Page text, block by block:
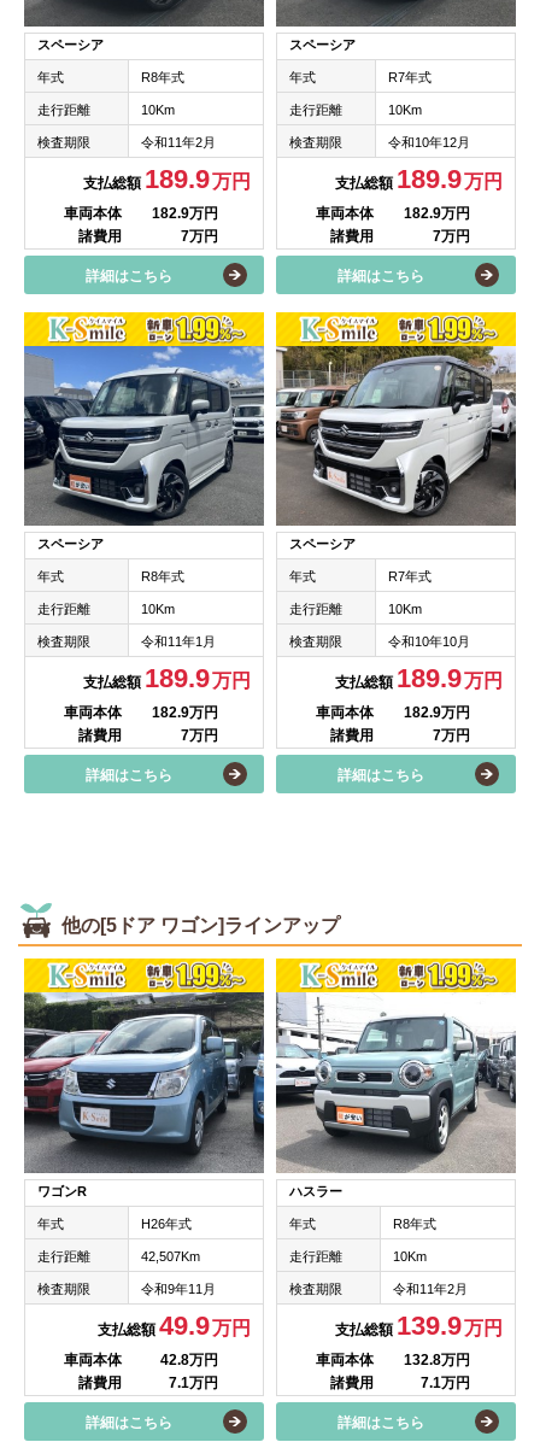
スペーシア
年式 R8年式
走行距離 10Km
検査期限 令和11年2月
支払総額 189.9万円
車両本体
182.9万円
諸費用
7万円
詳細はこちら
スペーシア
年式 R7年式
走行距離 10Km
検査期限 令和10年12月
支払総額 189.9万円
車両本体
182.9万円
諸費用
7万円
詳細はこちら
スペーシア
年式 R8年式
走行距離 10Km
検査期限 令和11年1月
支払総額 189.9万円
車両本体
182.9万円
諸費用
7万円
詳細はこちら
スペーシア
年式 R7年式
走行距離 10Km
検査期限 令和10年10月
支払総額 189.9万円
車両本体
182.9万円
諸費用
7万円
詳細はこちら
他の[5ドア ワゴン]ラインアップ
ワゴンR
年式 H26年式
走行距離 42,507Km
検査期限 令和9年11月
支払総額49.9万円
車両本体
42.8万円
諸費用
7.1万円
詳細はこちら
ハスラー
年式 R8年式
走行距離 10Km
検査期限 令和11年2月
支払総額 139.9万円
車両本体
132.8万円
諸費用
7.1万円
詳細はこちら